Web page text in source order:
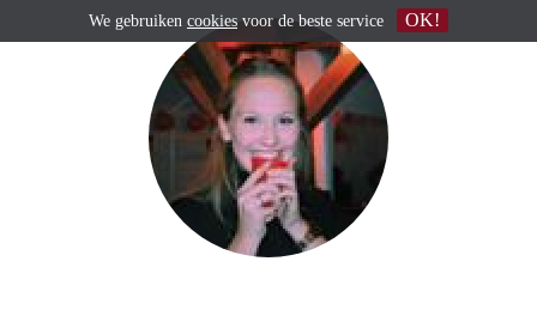
We gebruiken cookies voor de beste service OK!